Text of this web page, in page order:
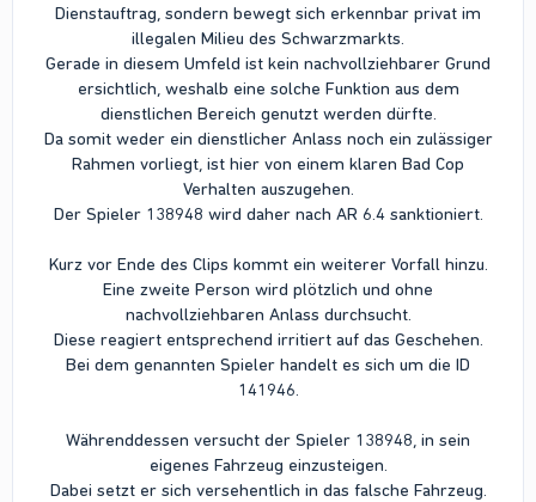
Dienstauftrag, sondern bewegt sich erkennbar privat im
illegalen Milieu des Schwarzmarkts.
Gerade in diesem Umfeld ist kein nachvollziehbarer Grund
ersichtlich, weshalb eine solche Funktion aus dem
dienstlichen Bereich genutzt werden dürfte.
Da somit weder ein dienstlicher Anlass noch ein zulässiger
Rahmen vorliegt, ist hier von einem klaren Bad Cop
Verhalten auszugehen.
Der Spieler 138948 wird daher nach AR 6.4 sanktioniert.
Kurz vor Ende des Clips kommt ein weiterer Vorfall hinzu.
Eine zweite Person wird plötzlich und ohne
nachvollziehbaren Anlass durchsucht.
Diese reagiert entsprechend irritiert auf das Geschehen.
Bei dem genannten Spieler handelt es sich um die ID
141946.
Währenddessen versucht der Spieler 138948, in sein
eigenes Fahrzeug einzusteigen.
Dabei setzt er sich versehentlich in das falsche Fahrzeug.